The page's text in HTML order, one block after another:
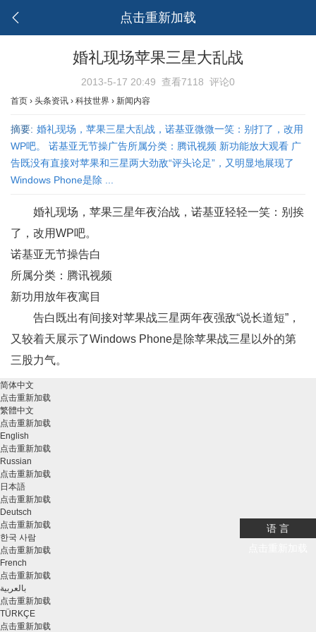
点击重新加载
婚礼现场苹果三星大乱战
2013-5-17 20:49 查看7118 评论0
首页 › 头条资讯 › 科技世界 › 新闻内容
摘要: 婚礼现场，苹果三星大乱战，诺基亚微微一笑：别打了，改用
WP吧。 诺基亚无节操广告所属分类：腾讯视频 新功能放大观看 广
告既没有直接对苹果和三星两大劲敌“评头论足”，又明显地展现了
Windows Phone是除 ...
婚礼现场， 苹果三星年夜治战， 诺基亚轻轻一笑：别挨
了，改用WP吧。
诺基亚无节操告白
所属分类：腾讯视频
新功用 放年夜寓目
告白既出有间接对苹果战三星两年夜强敌“说长道短”，
又较着天展示了Windows Phone是除苹果战三星以外的第
三股力气。
语 言
简体中文
点击重新加载
繁體中文
点击重新加载
English
点击重新加载
Russian
点击重新加载
日本語
点击重新加载
Deutsch
点击重新加载
한국 사람
点击重新加载
French
点击重新加载
بالعربية
点击重新加载
TÜRKÇE
点击重新加载